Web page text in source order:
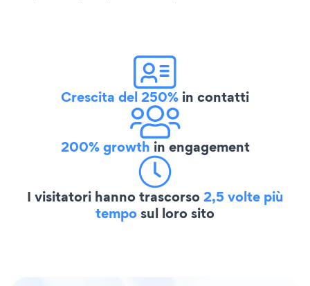
Crescita del 250% in contatti
200% growth in engagement
I visitatori hanno trascorso2,5 volte più
temposul loro sito